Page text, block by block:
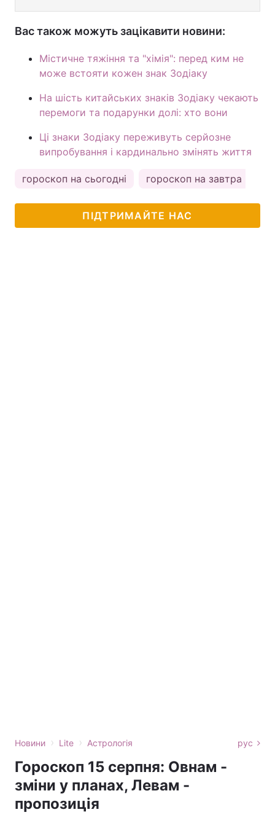
Вас також можуть зацікавити новини:
Містичне тяжіння та "хімія": перед ким не
може встояти кожен знак Зодіаку
На шість китайських знаків Зодіаку чекають
перемоги та подарунки долі: хто вони
Ці знаки Зодіаку переживуть серйозне
випробування і кардинально змінять життя
гороскоп на сьогодні гороскоп на завтра
ПІДТРИМАЙТЕ НАС
Новини › Lite › Астрологія рус
Гороскоп 15 серпня: Овнам -
зміни у планах, Левам -
пропозиція